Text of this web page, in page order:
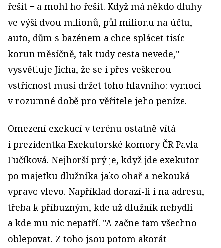
řešit − a mohl ho řešit. Když má někdo dluhy
ve výši dvou milionů, půl milionu na účtu,
auto, dům s bazénem a chce splácet tisíc
korun měsíčně, tak tudy cesta nevede,"
vysvětluje Jícha, že se i přes veškerou
vstřícnost musí držet toho hlavního: vymoci
v rozumné době pro věřitele jeho peníze.
Omezení exekucí v terénu ostatně vítá
i prezidentka Exekutorské komory ČR Pavla
Fučíková. Nejhorší prý je, když jde exekutor
po majetku dlužníka jako ohař a nekouká
vpravo vlevo. Například dorazí-li i na adresu,
třeba k příbuzným, kde už dlužník nebydlí
a kde mu nic nepatří. "A začne tam všechno
oblepovat. Z toho jsou potom akorát